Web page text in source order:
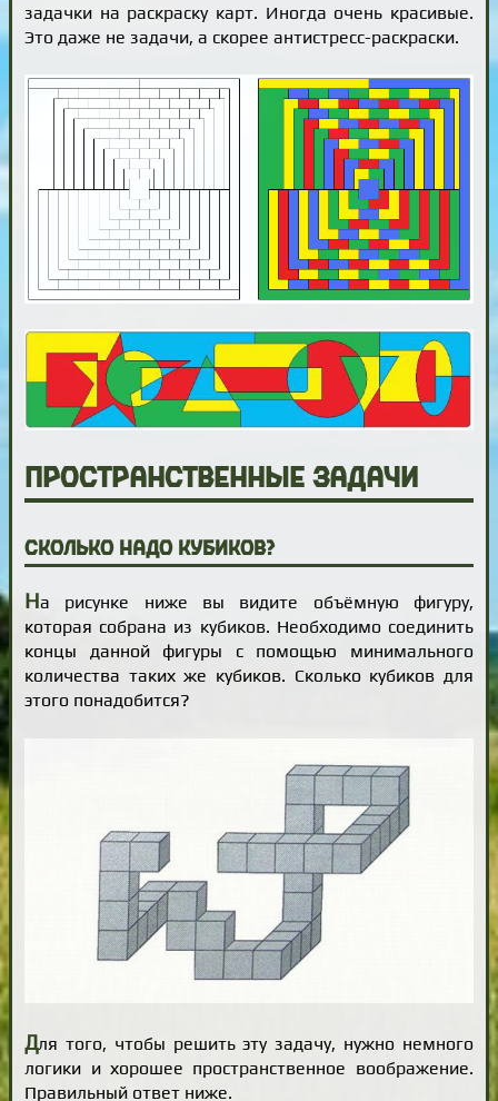
задачки на раскраску карт. Иногда очень красивые.
Это даже не задачи, а скорее антистресс-раскраски.
Пространственные задачи
Сколько надо кубиков?
На рисунке ниже вы видите объёмную фигуру,
которая собрана из кубиков. Необходимо соединить
концы данной фигуры с помощью минимального
количества таких же кубиков. Сколько кубиков для
этого понадобится?
Для того, чтобы решить эту задачу, нужно немного
логики и хорошее пространственное воображение.
Правильный ответ ниже.